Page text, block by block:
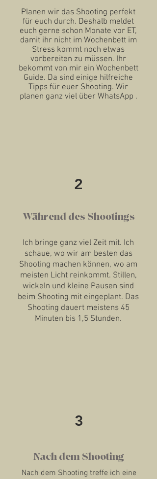
Planen wir das Shooting perfekt
für euch durch. Deshalb meldet
euch gerne schon Monate vor ET,
damit ihr nicht im Wochenbett im
Stress kommt noch etwas
vorbereiten zu müssen. Ihr
bekommt von mir ein Wochenbett
Guide. Da sind einige hilfreiche
Tipps für euer Shooting. Wir
planen ganz viel über WhatsApp .
2
Während des Shootings
Ich bringe ganz viel Zeit mit. Ich
schaue, wo wir am besten das
Shooting machen können, wo am
meisten Licht reinkommt. Stillen,
wickeln und kleine Pausen sind
beim Shooting mit eingeplant. Das
Shooting dauert meistens 45
Minuten bis 1,5 Stunden.
3
Nach dem Shooting
Nach dem Shooting treffe ich eine